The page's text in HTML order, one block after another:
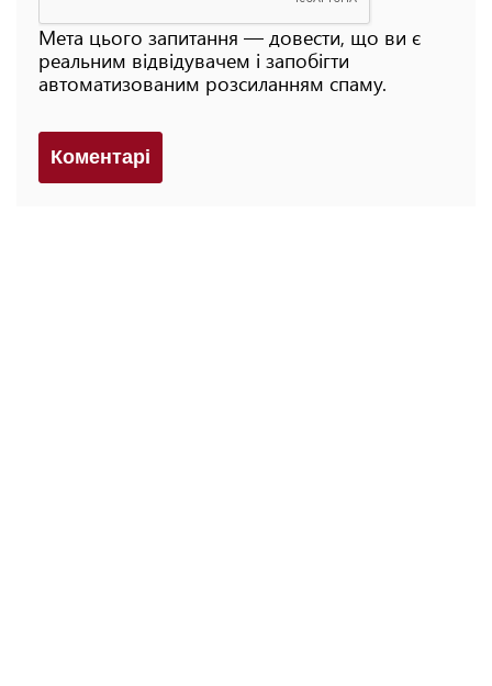
Мета цього запитання — довести, що ви є
реальним відвідувачем і запобігти
автоматизованим розсиланням спаму.
Коментарi